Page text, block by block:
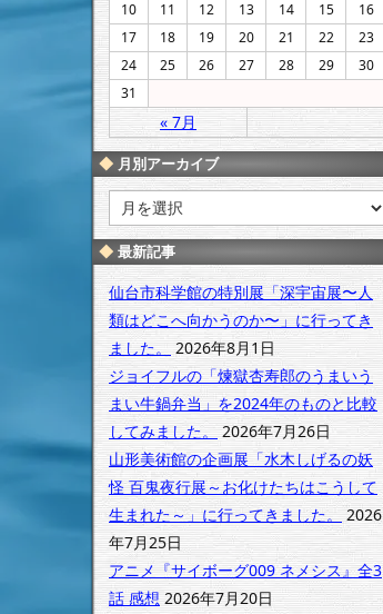
10
11 12 13 14 15
16
17
18 19 20 21 22
23
24
25 26 27 28 29
30
31
« 7月
月別アーカイブ
別
ア
ー
カ
イ
ブ
最新記事
仙台市科学館の特別展「深宇宙展〜人
類はどこへ向かうのか〜」に行ってき
ました。
2026年8月1日
ジョイフルの「煉獄杏寿郎のうまいう
まい牛鍋弁当」を2024年のものと比較
してみました。 2026年7月26日
山形美術館の企画展「水木しげるの妖
怪 百鬼夜行展～お化けたちはこうして
生まれた～」に行ってきました。 2026
年7月25日
アニメ『サイボーグ009 ネメシス』全3
話 感想 2026年7月20日